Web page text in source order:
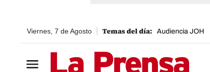
Viernes, 7 de Agosto Audiencia JOH